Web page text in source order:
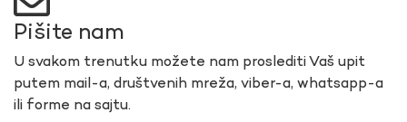
Pišite nam
U svakom trenutku možete nam proslediti Vaš upit
putem mail-a, društvenih mreža, viber-a, whatsapp-a
ili forme na sajtu.